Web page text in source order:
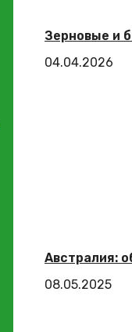
Зерновые и
04.04.2026
Австралия:
08.05.2025